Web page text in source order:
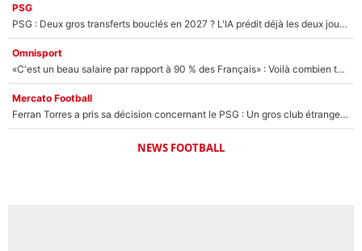
PSG
PSG : Deux gros transferts bouclés en 2027 ? L'IA prédit déjà les deux joueurs qui pourraient rejoindre Luis Enrique !
Omnisport
«C'est un beau salaire par rapport à 90 % des Français» : Voilà combien touchait Nelson Monfort sur France Télévisions avant de rejoindre CNews
Mercato Football
Ferran Torres a pris sa décision concernant le PSG : Un gros club étranger prêt à relancer le feuilleton pour la signature du champion du monde 2026 !
NEWS FOOTBALL